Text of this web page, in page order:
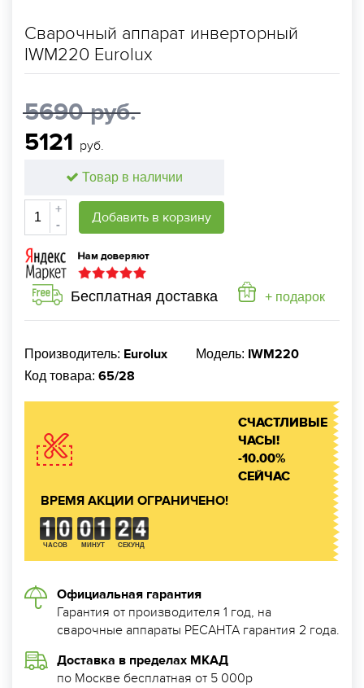
Сварочный аппарат инверторный
IWM220 Eurolux
5690 руб.
5121 руб.
Товар в наличии
+
-
Добавить в корзину
Бесплатная доставка + подарок
Производитель: Eurolux Модель: IWM220
Код товара: 65/28
СЧАСТЛИВЫЕ
ЧАСЫ!
-10.00%
СЕЙЧАС
ВРЕМЯ АКЦИИ ОГРАНИЧЕНО!
ЧАСОВ МИНУТ СЕКУНД
Официальная гарантия
Гарантия от производителя 1 год, на
сварочные аппараты РЕСАНТА гарантия 2 года.
Доставка в пределах МКАД
по Москве бесплатная от 5 000р